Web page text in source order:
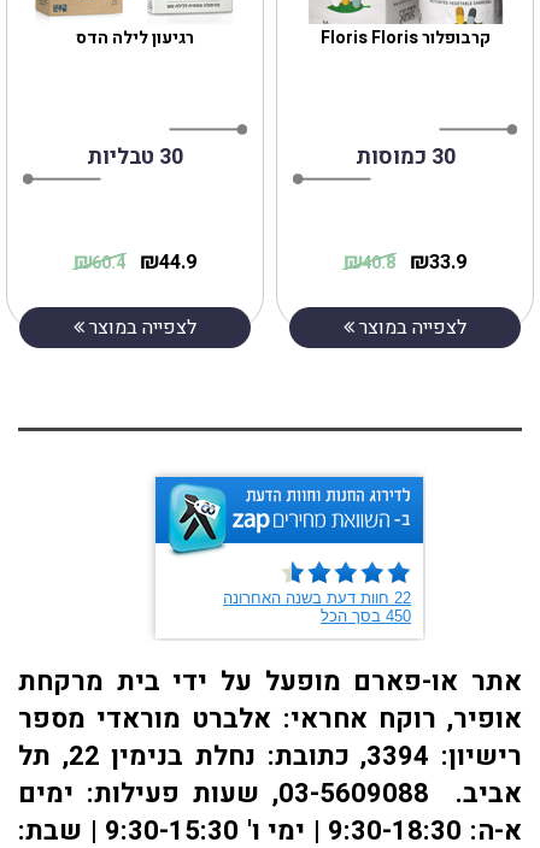
רגיעון לילה הדס
30 טבליות
44.9
₪
60.4
₪
לצפייה במוצר
קרבופלור Floris Floris
30 כמוסות
33.9
₪
40.8
₪
לצפייה במוצר
אתר או-פארם מופעל על ידי בית מרקחת
אופיר, רוקח אחראי: אלברט מוראדי מספר
רישיון: 3394, כתובת: ​נחלת בנימין 22, תל
אביב. 03-5609088, שעות פעילות: ימים
א-ה: 9:30-18:30 | ימי ו' 9:30-15:30 | שבת: